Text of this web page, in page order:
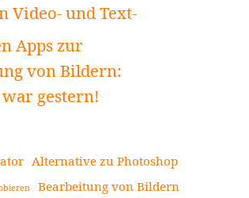
Video- und Text-
Apps zur
von Bildern:
gestern!
Alternative zu Photoshop
Bearbeitung von Bildern